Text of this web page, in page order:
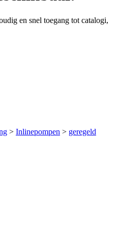
en snel toegang tot catalogi,
> Inlinepompen > geregeld